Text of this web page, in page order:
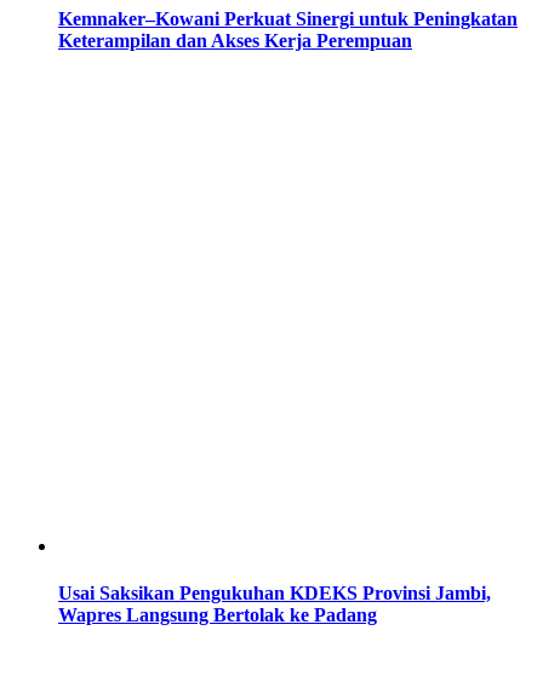
Kemnaker–Kowani Perkuat Sinergi untuk Peningkatan
Keterampilan dan Akses Kerja Perempuan
Usai Saksikan Pengukuhan KDEKS Provinsi Jambi,
Wapres Langsung Bertolak ke Padang